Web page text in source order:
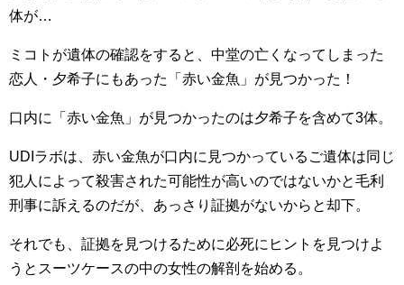
体が…
ミコトが遺体の確認をすると、中堂の亡くなってしまった
恋人・夕希子にもあった「赤い金魚」が見つかった！
口内に「赤い金魚」が見つかったのは夕希子を含めて3体。
UDIラボは、赤い金魚が口内に見つかっているご遺体は同じ
犯人によって殺害された可能性が高いのではないかと毛利
刑事に訴えるのだが、あっさり証拠がないからと却下。
それでも、証拠を見つけるために必死にヒントを見つけよ
うとスーツケースの中の女性の解剖を始める。